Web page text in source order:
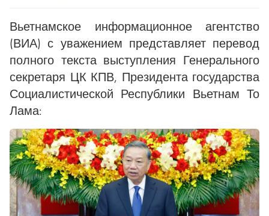
Вьетнамское информационное агентство
(ВИА) с уважением представляет перевод
полного текста выступления Генерального
секретаря ЦК КПВ, Президента государства
Социалистической Республики Вьетнам То
Лама: